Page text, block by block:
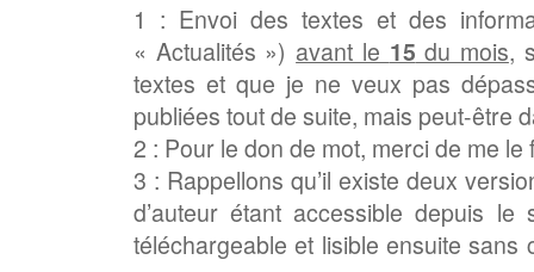
1 : Envoi des textes et des
« Actualités ») avant le 15 du mois,
textes et que je ne veux pas
publiées tout de suite, mais peut-être
2 : Pour le don de mot, merci de me
3 : Rappellons qu’il existe deux
d’auteur étant accessible depuis
téléchargeable et lisible ensuite